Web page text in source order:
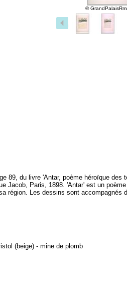
©
89, du livre 'Antar, poème héroïque des
Jacob, Paris, 1898. 'Antar' est un
région. Les dessins sont accompagnés
(beige) - mine de plomb